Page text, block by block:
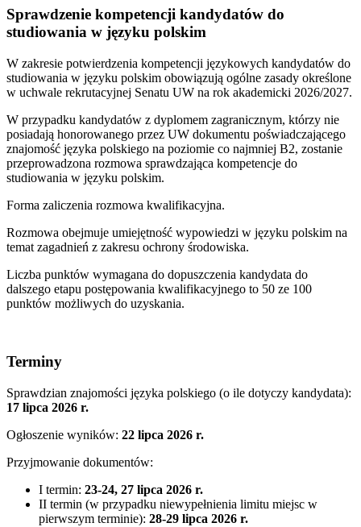
Sprawdzenie kompetencji kandydatów do
studiowania w języku polskim
W zakresie potwierdzenia kompetencji językowych kandydatów do
studiowania w języku polskim obowiązują ogólne zasady określone
w uchwale rekrutacyjnej Senatu UW na rok akademicki 2026/2027.
W przypadku kandydatów z dyplomem zagranicznym, którzy nie
posiadają honorowanego przez UW dokumentu poświadczającego
znajomość języka polskiego na poziomie co najmniej B2, zostanie
przeprowadzona rozmowa sprawdzająca kompetencje do
studiowania w języku polskim.
Forma zaliczenia rozmowa kwalifikacyjna.
Rozmowa obejmuje umiejętność wypowiedzi w języku polskim na
temat zagadnień z zakresu ochrony środowiska.
Liczba punktów wymagana do dopuszczenia kandydata do
dalszego etapu postępowania kwalifikacyjnego to 50 ze 100
punktów możliwych do uzyskania.
Terminy
Sprawdzian znajomości języka polskiego (o ile dotyczy kandydata):
17 lipca 2026 r.
Ogłoszenie wyników: 22 lipca 2026 r.
Przyjmowanie dokumentów:
I termin: 23-24, 27 lipca 2026 r.
II termin (w przypadku niewypełnienia limitu miejsc w
pierwszym terminie): 28-29 lipca 2026 r.